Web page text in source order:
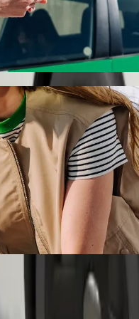
autem
bude tato cesta
Abeokuta